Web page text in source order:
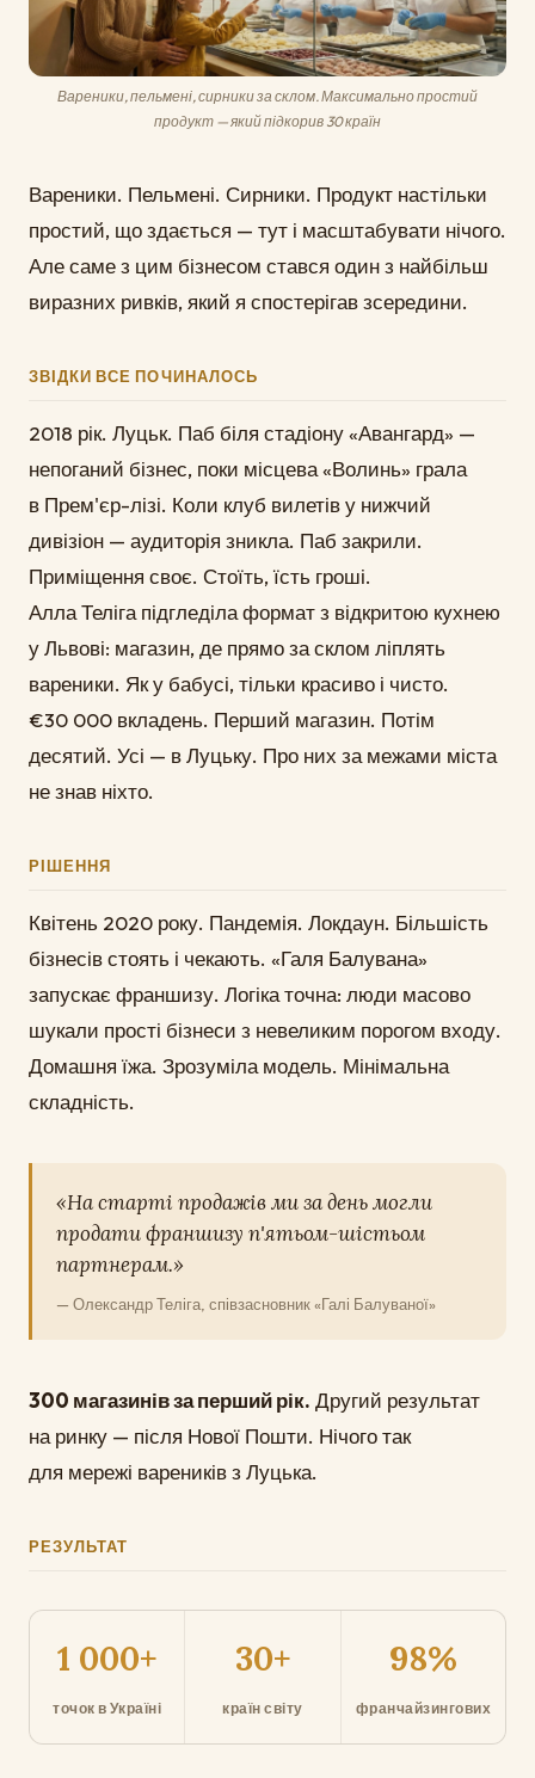
Вареники, пельмені, сирники за склом. Максимально простий
продукт — який підкорив 30 країн
Вареники. Пельмені. Сирники. Продукт настільки
простий, що здається — тут і масштабувати нічого.
Але саме з цим бізнесом стався один з найбільш
виразних ривків, який я спостерігав зсередини.
ЗВІДКИ ВСЕ ПОЧИНАЛОСЬ
2018 рік. Луцьк. Паб біля стадіону «Авангард» —
непоганий бізнес, поки місцева «Волинь» грала
в Прем'єр-лізі. Коли клуб вилетів у нижчий
дивізіон — аудиторія зникла. Паб закрили.
Приміщення своє. Стоїть, їсть гроші.
Алла Теліга підгледіла формат з відкритою кухнею
у Львові: магазин, де прямо за склом ліплять
вареники. Як у бабусі, тільки красиво і чисто.
€30 000 вкладень. Перший магазин. Потім
десятий. Усі — в Луцьку. Про них за межами міста
не знав ніхто.
РІШЕННЯ
Квітень 2020 року. Пандемія. Локдаун. Більшість
бізнесів стоять і чекають. «Галя Балувана»
запускає франшизу. Логіка точна: люди масово
шукали прості бізнеси з невеликим порогом входу.
Домашня їжа. Зрозуміла модель. Мінімальна
складність.
«На старті продажів ми за день могли
продати франшизу п'ятьом-шістьом
партнерам.»
— Олександр Теліга, співзасновник «Галі Балуваної»
300 магазинів за перший рік. Другий результат
на ринку — після Нової Пошти. Нічого так
для мережі вареників з Луцька.
РЕЗУЛЬТАТ
1 000+
точок в Україні
30+
країн світу
98%
франчайзингових